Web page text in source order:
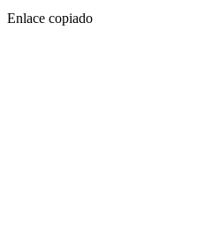
Enlace copiado